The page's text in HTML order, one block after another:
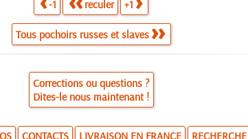
-1 reculer +1
Tous pochoirs russes et slaves
Corrections ou questions ?
Dites-le nous maintenant !
CONTACTS LIVRAISON EN FRANCE RECHERCHE